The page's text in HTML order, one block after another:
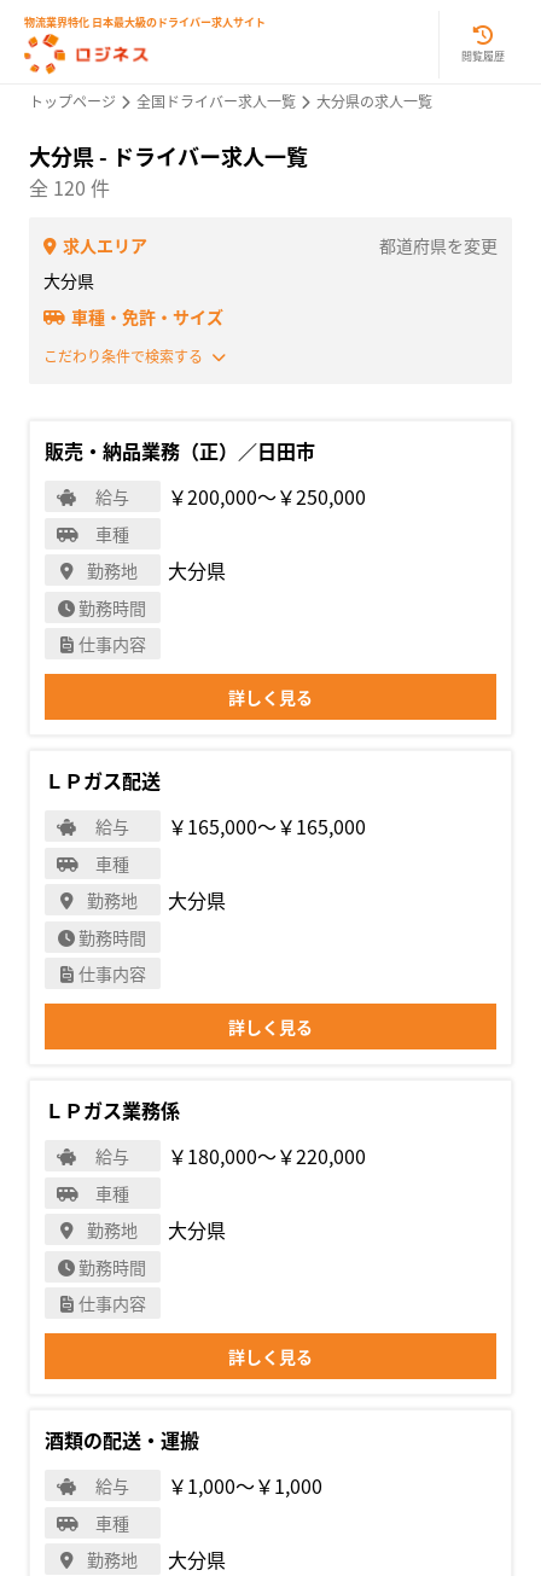
物流業界特化 日本最大級のドライバー求人サイト
閲覧履歴
トップページ 全国ドライバー求人一覧 大分県の求人一覧
大分県 - ドライバー求人一覧
全 120 件
求人エリア
都道府県を変更
大分県
車種・免許・サイズ
こだわり条件で検索する
販売・納品業務（正）／日田市
給与 ￥200,000〜￥250,000
車種
勤務地
大分県
勤務時間
仕事内容
詳しく見る
ＬＰガス配送
給与 ￥165,000〜￥165,000
車種
勤務地
大分県
勤務時間
仕事内容
詳しく見る
ＬＰガス業務係
給与 ￥180,000〜￥220,000
車種
勤務地
大分県
勤務時間
仕事内容
詳しく見る
酒類の配送・運搬
給与 ￥1,000〜￥1,000
車種
勤務地
大分県